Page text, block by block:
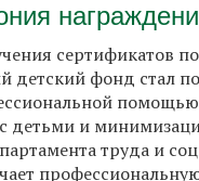
сертификатов
детский фонд стал
детьми и
труда и